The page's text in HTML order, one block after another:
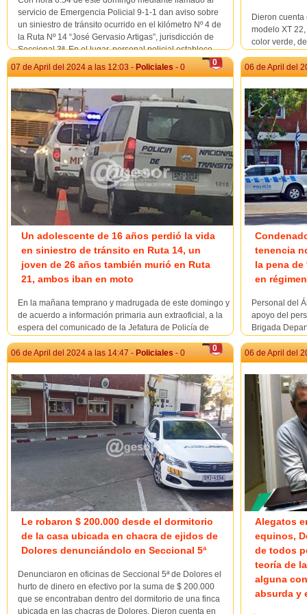
servicio de Emergencia Policial 9-1-1 dan aviso sobre
un siniestro de tránsito ocurrido en el kilómetro Nº 4 de
la Ruta Nº 14 “José Gervasio Artigas”, jurisdicción de
Seccional 3ª. En el lugar, personal policial establece
como &...
Dieron cuenta
modelo XT
color verde,
Denunciaron
dinero, tres
0
07 de April del 2024 a las 12:03 - Policiales - 0
Un adolescente de 16 años perdió la vida
en siniestro de tránsito en Ruta 14, un
joven de 26 años también murió en Ruta
21, ambos iban en moto
En la mañana temprano y madrugada de este domingo y
de acuerdo a información primaria aun extraoficial, a la
espera del comunicado de la Jefatura de Policía de
en rutas nacionales dentro del departamento. En el
primer caso la víctima se trata de u...
06 de April del
tenencia
la pena
en
Personal del
apoyo del
Brigada
un hombre de
penales, tras
0
06 de April del 2024 a las 14:47 - Policiales - 0
Le robaron $ 200.000 desde el dormitorio
de la casa ubicada en chacra de ejidos de
Dolores denunciándolo en Seccional 5ª
Denunciaron en oficinas de Seccional 5ª de Dolores el
hurto de dinero en efectivo por la suma de $ 200.000
que se encontraban dentro del dormitorio de una finca
ubicada en las chacras de Dolores. Dieron cuenta en
06 de April del
Alegatos
equinos,
de todos
teoría de
alguna
absurda y